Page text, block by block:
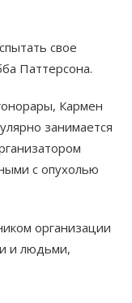
свое
Паттерсона.
Кармен
занимается
с опухолью
организации
и людьми,